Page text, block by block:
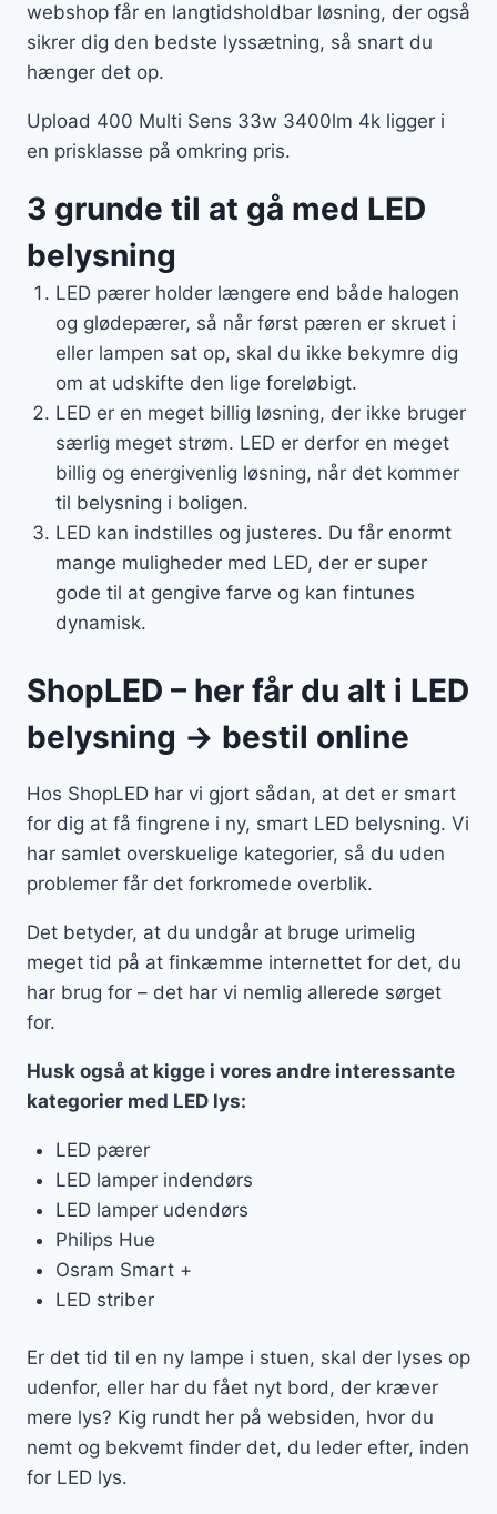
webshop får en langtidsholdbar løsning, der også
sikrer dig den bedste lyssætning, så snart du
hænger det op.
Upload 400 Multi Sens 33w 3400lm 4k ligger i
en prisklasse på omkring pris.
3 grunde til at gå med LED
belysning
LED pærer holder længere end både halogen
og glødepærer, så når først pæren er skruet i
eller lampen sat op, skal du ikke bekymre dig
om at udskifte den lige foreløbigt.
LED er en meget billig løsning, der ikke bruger
særlig meget strøm. LED er derfor en meget
billig og energivenlig løsning, når det kommer
til belysning i boligen.
LED kan indstilles og justeres. Du får enormt
mange muligheder med LED, der er super
gode til at gengive farve og kan fintunes
dynamisk.
ShopLED – her får du alt i LED
belysning → bestil online
Hos ShopLED har vi gjort sådan, at det er smart
for dig at få fingrene i ny, smart LED belysning. Vi
har samlet overskuelige kategorier, så du uden
problemer får det forkromede overblik.
Det betyder, at du undgår at bruge urimelig
meget tid på at finkæmme internettet for det, du
har brug for – det har vi nemlig allerede sørget
for.
Husk også at kigge i vores andre interessante
kategorier med LED lys:
LED pærer
LED lamper indendørs
LED lamper udendørs
Philips Hue
Osram Smart +
LED striber
Er det tid til en ny lampe i stuen, skal der lyses op
udenfor, eller har du fået nyt bord, der kræver
mere lys? Kig rundt her på websiden, hvor du
nemt og bekvemt finder det, du leder efter, inden
for LED lys.